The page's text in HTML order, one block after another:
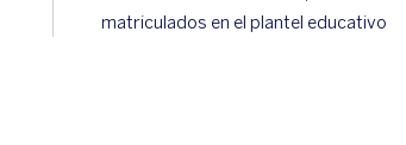
matriculados en el plantel educativo